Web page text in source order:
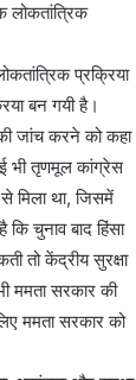
लोकतांत्रिक
प्रक्रिया
बन गयी है।
जांच करने को कहा
भी तृणमूल कांग्रेस
मिला था, जिसमें
चुनाव बाद हिंसा
तो केंद्रीय सुरक्षा
ममता सरकार की
ममता सरकार को